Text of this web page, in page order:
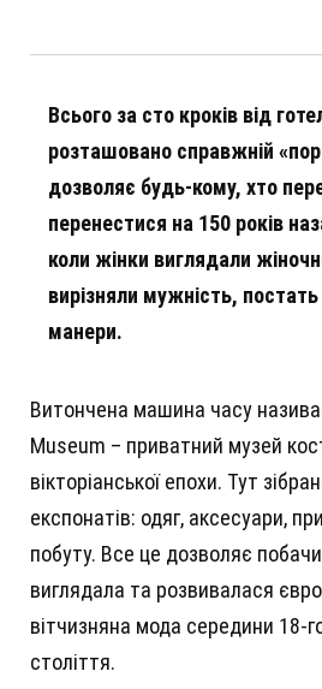
Всього за сто кроків від
розташовано справжній
дозволяє будь-кому, хто
перенестися на 150 років
коли жінки виглядали
вирізняли мужність, постать
манери.
Витончена машина часу
Museum – приватний музей
вікторіанської епохи. Тут
експонатів: одяг, аксесуари,
побуту. Все це дозволяє
виглядала та розвивалася
вітчизняна мода середини 18-
століття.